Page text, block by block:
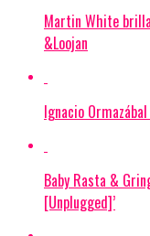
Martin White
&Loojan
Ignacio
Baby Rasta &
[Unplugged]’